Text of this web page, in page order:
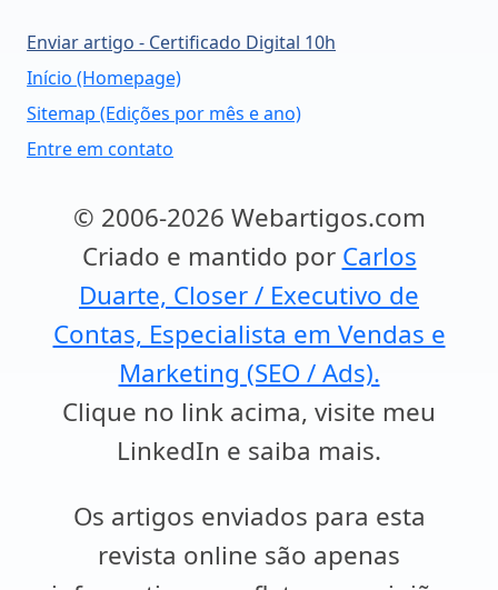
Enviar artigo - Certificado Digital 10h
Início (Homepage)
Sitemap (Edições por mês e ano)
Entre em contato
© 2006-2026 Webartigos.com
Criado e mantido por Carlos
Duarte, Closer / Executivo de
Contas, Especialista em Vendas e
Marketing (SEO / Ads).
Clique no link acima, visite meu
LinkedIn e saiba mais.
Os artigos enviados para esta
revista online são apenas